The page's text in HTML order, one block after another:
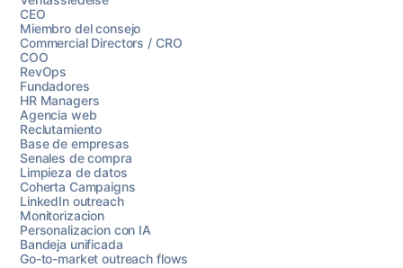
CEO
Miembro del consejo
Commercial Directors / CRO
COO
RevOps
Fundadores
HR Managers
Agencia web
Reclutamiento
Base de empresas
Senales de compra
Limpieza de datos
Coherta Campaigns
LinkedIn outreach
Monitorizacion
Personalizacion con IA
Bandeja unificada
Go-to-market outreach flows